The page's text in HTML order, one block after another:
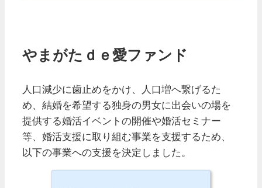
やまがたｄｅ愛ファンド
人口減少に歯止めをかけ、人口増へ繋げるた
め、結婚を希望する独身の男女に出会いの場を
提供する婚活イベントの開催や婚活セミナー
等、婚活支援に取り組む事業を支援するため、
以下の事業への支援を決定しました。